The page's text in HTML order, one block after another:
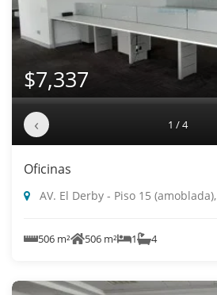
$7,337
‹ 1 / 4
Oficinas
AV. El Derby - Piso 15
506 m² 506 m² 1 4